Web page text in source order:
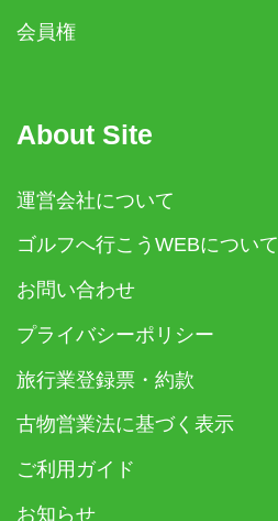
会員権
About Site
運営会社について
ゴルフへ行こうWEBについて
お問い合わせ
プライバシーポリシー
旅行業登録票・約款
古物営業法に基づく表示
ご利用ガイド
お知らせ